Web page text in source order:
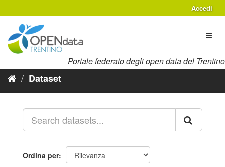
al
contenuto
Accedi
Portale federato degli open data del Trentino
Dataset
Ordina per